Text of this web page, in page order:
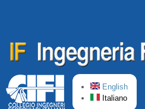
English
Italiano